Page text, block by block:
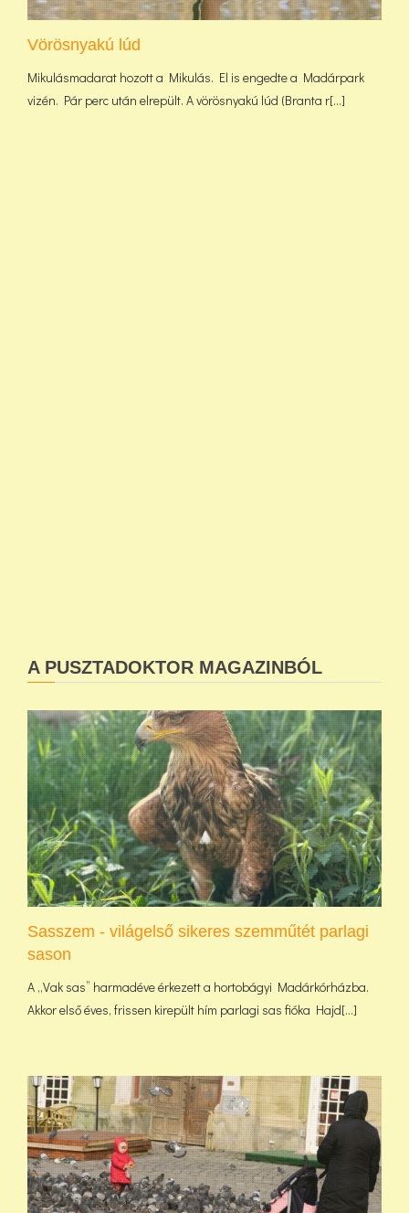
Vörösnyakú lúd
Mikulásmadarat hozott a Mikulás. El is engedte a Madárpark
vizén. Pár perc után elrepült. A vörösnyakú lúd (Branta r[...]
A PUSZTADOKTOR MAGAZINBÓL
Sasszem - világelső sikeres szemműtét parlagi
sason
A „Vak sas” harmadéve érkezett a hortobágyi Madárkórházba.
Akkor első éves, frissen kirepült hím parlagi sas fióka Hajd[...]